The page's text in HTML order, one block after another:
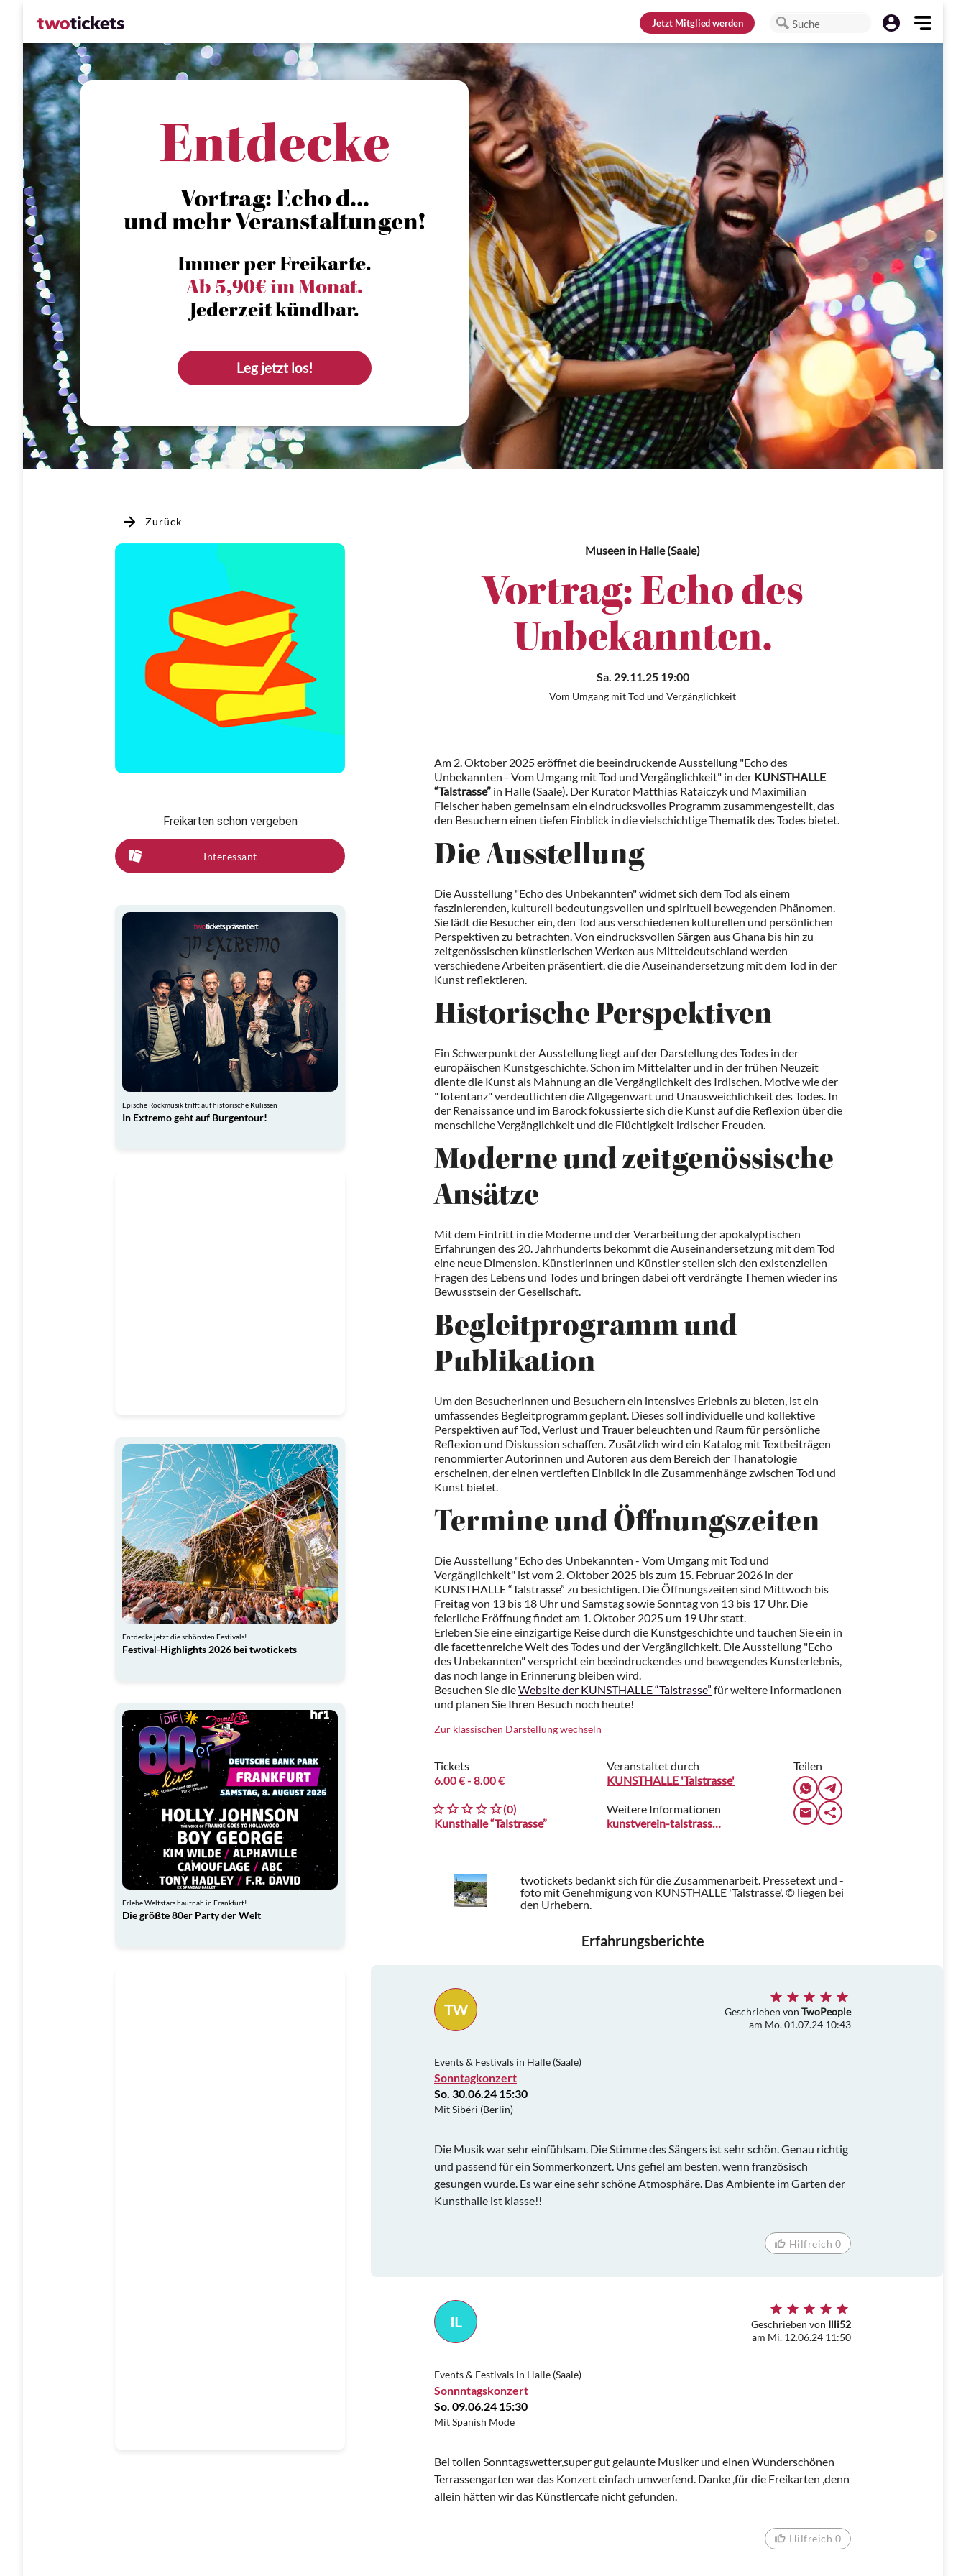
JetztMitglied werden Suche
Entdecke
Vortrag: Echo d...
und mehr Veranstaltungen!
Immer per Freikarte.
Ab 5,90€ im Monat.
Jederzeit kündbar.
Leg jetzt los!
Zurück
Freikarten schon vergeben
Interessant
Epische Rockmusik trifft auf historische Kulissen
In Extremo geht auf Burgentour!
Entdecke jetzt die schönsten Festivals!
Festival-Highlights 2026 bei twotickets
Erlebe Weltstars hautnah in Frankfurt!
Die größte 80er Party der Welt
Museen in Halle (Saale)
Vortrag: Echo des
Unbekannten.
Sa. 29.11.25 19:00
Vom Umgang mit Tod und Vergänglichkeit
Am 2. Oktober 2025 eröffnet die beeindruckende Ausstellung "Echo des
Unbekannten - Vom Umgang mit Tod und Vergänglichkeit" in der KUNSTHALLE
“Talstrasse” in Halle (Saale). Der Kurator Matthias Rataiczyk und Maximilian
Fleischer haben gemeinsam ein eindrucksvolles Programm zusammengestellt, das
den Besuchern einen tiefen Einblick in die vielschichtige Thematik des Todes bietet.
Die Ausstellung
Die Ausstellung "Echo des Unbekannten" widmet sich dem Tod als einem
faszinierenden, kulturell bedeutungsvollen und spirituell bewegenden Phänomen.
Sie lädt die Besucher ein, den Tod aus verschiedenen kulturellen und persönlichen
Perspektiven zu betrachten. Von eindrucksvollen Särgen aus Ghana bis hin zu
zeitgenössischen künstlerischen Werken aus Mitteldeutschland werden
verschiedene Arbeiten präsentiert, die die Auseinandersetzung mit dem Tod in der
Kunst reflektieren.
Historische Perspektiven
Ein Schwerpunkt der Ausstellung liegt auf der Darstellung des Todes in der
europäischen Kunstgeschichte. Schon im Mittelalter und in der frühen Neuzeit
diente die Kunst als Mahnung an die Vergänglichkeit des Irdischen. Motive wie der
"Totentanz" verdeutlichten die Allgegenwart und Unausweichlichkeit des Todes. In
der Renaissance und im Barock fokussierte sich die Kunst auf die Reflexion über die
menschliche Vergänglichkeit und die Flüchtigkeit irdischer Freuden.
Moderne und zeitgenössische
Ansätze
Mit dem Eintritt in die Moderne und der Verarbeitung der apokalyptischen
Erfahrungen des 20. Jahrhunderts bekommt die Auseinandersetzung mit dem Tod
eine neue Dimension. Künstlerinnen und Künstler stellen sich den existenziellen
Fragen des Lebens und Todes und bringen dabei oft verdrängte Themen wieder ins
Bewusstsein der Gesellschaft.
Begleitprogramm und
Publikation
Um den Besucherinnen und Besuchern ein intensives Erlebnis zu bieten, ist ein
umfassendes Begleitprogramm geplant. Dieses soll individuelle und kollektive
Perspektiven auf Tod, Verlust und Trauer beleuchten und Raum für persönliche
Reflexion und Diskussion schaffen. Zusätzlich wird ein Katalog mit Textbeiträgen
renommierter Autorinnen und Autoren aus dem Bereich der Thanatologie
erscheinen, der einen vertieften Einblick in die Zusammenhänge zwischen Tod und
Kunst bietet.
Termine und Öffnungszeiten
Die Ausstellung "Echo des Unbekannten - Vom Umgang mit Tod und
Vergänglichkeit" ist vom 2. Oktober 2025 bis zum 15. Februar 2026 in der
KUNSTHALLE “Talstrasse” zu besichtigen. Die Öffnungszeiten sind Mittwoch bis
Freitag von 13 bis 18 Uhr und Samstag sowie Sonntag von 13 bis 17 Uhr. Die
feierliche Eröffnung findet am 1. Oktober 2025 um 19 Uhr statt.
Erleben Sie eine einzigartige Reise durch die Kunstgeschichte und tauchen Sie ein in
die facettenreiche Welt des Todes und der Vergänglichkeit. Die Ausstellung "Echo
des Unbekannten" verspricht ein beeindruckendes und bewegendes Kunsterlebnis,
das noch lange in Erinnerung bleiben wird.
Besuchen Sie dieWebsite der KUNSTHALLE “Talstrasse” für weitere Informationen
und planen Sie Ihren Besuch noch heute!
Zur klassischen Darstellung wechseln
Tickets
6.00 €- 8.00 €
(0)
Kunsthalle “Talstrasse”
Veranstaltet durch
KUNSTHALLE 'Talstrasse'
Weitere Informationen
kunstverein-talstrasse.de
Teilen
twotickets bedankt sich für die Zusammenarbeit. Pressetext und -
foto mit Genehmigung von KUNSTHALLE 'Talstrasse'. © liegen bei
den Urhebern.
Erfahrungsberichte
TW Geschrieben von TwoPeople
am Mo. 01.07.24 10:43
Events & Festivals in Halle (Saale)
Sonntagkonzert
So. 30.06.24 15:30
Mit Sibéri (Berlin)
Die Musik war sehr einfühlsam. Die Stimme des Sängers ist sehr schön. Genau richtig
und passend für ein Sommerkonzert. Uns gefiel am besten, wenn französisch
gesungen wurde. Es war eine sehr schöne Atmosphäre. Das Ambiente im Garten der
Kunsthalle ist klasse!!
Hilfreich 0
IL Geschrieben von Illi52
am Mi. 12.06.24 11:50
Events & Festivals in Halle (Saale)
Sonnntagskonzert
So. 09.06.24 15:30
Mit Spanish Mode
Bei tollen Sonntagswetter,super gut gelaunte Musiker und einen Wunderschönen
Terrassengarten war das Konzert einfach umwerfend. Danke ,für die Freikarten ,denn
allein hätten wir das Künstlercafe nicht gefunden.
Hilfreich 0